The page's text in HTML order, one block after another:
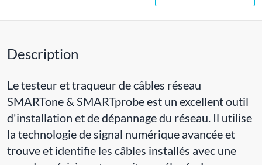
Description
Le testeur et traqueur de câbles réseau
SMARTone & SMARTprobe est un excellent outil
d'installation et de dépannage du réseau. Il utilise
la technologie de signal numérique avancée et
trouve et identifie les câbles installés avec une